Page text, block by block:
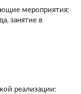
мероприятия:
занятие в
реализации: